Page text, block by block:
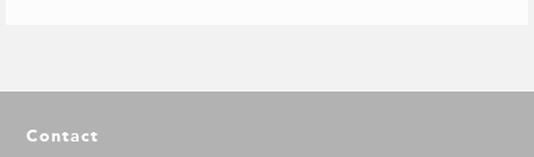
oContact